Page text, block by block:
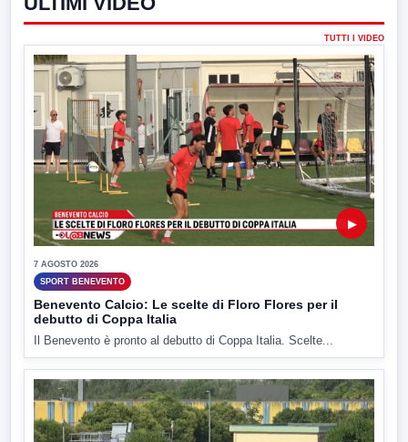
TUTTI I VIDEO
▶
7 AGOSTO 2026
SPORT BENEVENTO
Benevento Calcio: Le scelte di Floro Flores per il
debutto di Coppa Italia
Il Benevento è pronto al debutto di Coppa Italia. Scelte...